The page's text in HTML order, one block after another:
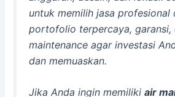
untuk memilih jasa profesional
portofolio terpercaya, garansi,
maintenance agar investasi
dan memuaskan.
Jika Anda ingin memilikiair